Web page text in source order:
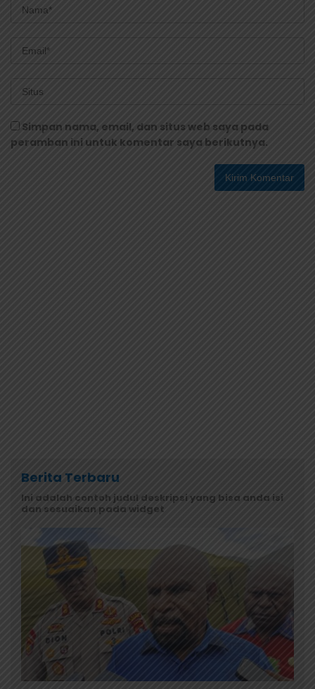
Simpan nama, email, dan situs web saya pada
peramban ini untuk komentar saya berikutnya.
Berita Terbaru
Ini adalah contoh judul deskripsi yang bisa anda isi
dan sesuaikan pada widget